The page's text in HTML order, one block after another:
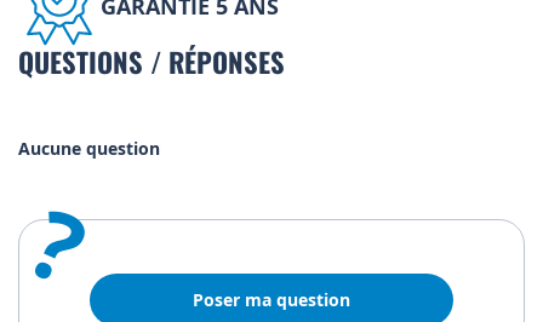
GARANTIE 5 ANS
QUESTIONS / RÉPONSES
Aucune question
? Poser ma question